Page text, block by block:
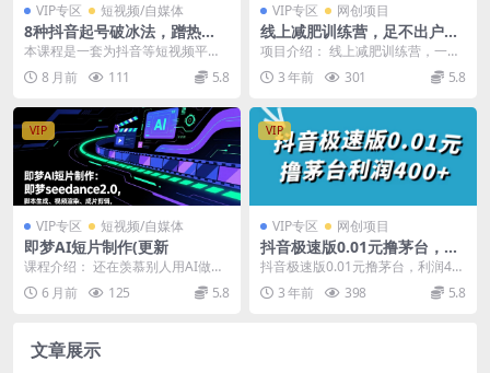
VIP专区 短视频/自媒体
8种抖音起号破冰法，蹭热
点、用数字人、做特效，7天
冷启动，实现粉丝从0到500的
突破
本课程是一套为抖音等短视频平台
零基础新手设计的“爆款起号方法”实
战课，系统拆解了...
8 月前 111 5.8
VIP专区 网创项目
线上减肥训练营，足不出户，
仅靠拉几个社群，发几条朋友
圈，就可以月实现入五位【揭
秘】
项目介绍： 线上减肥训练营，一个
最新的蓝海项目，目前在做的人非
常少，正是最好的红...
3 年前 301 5.8
VIP
VIP专区 短视频/自媒体
即梦AI短片制作(更新
课程介绍： 还在羡慕别人用AI做出
质感剧情短片、创意广告、吸睛vlo
g？自己想尝...
6 月前 125 5.8
VIP
VIP专区 网创项目
抖音极速版0.01元撸茅台，一
单利润400
抖音极速版0.01元撸茅台，利润40
0 项目介绍： 抖音极速版现在有一
个砍价拿礼...
3 年前 398 5.8
文章展示